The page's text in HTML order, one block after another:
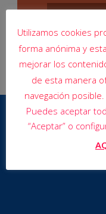
Utilizamos cookies
forma anónima y
mejorar los
de esta manera
navegación posible.
Puedes aceptar
“Aceptar” o